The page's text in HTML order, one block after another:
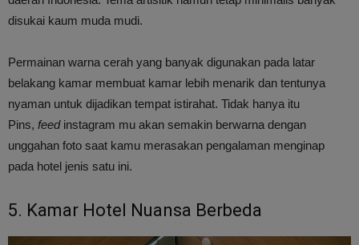
disukai kaum muda mudi.
Permainan warna cerah yang banyak digunakan pada latar
belakang kamar membuat kamar lebih menarik dan tentunya
nyaman untuk dijadikan tempat istirahat. Tidak hanya itu
Pins, feedinstagram mu akan semakin berwarna dengan
unggahan foto saat kamu merasakan pengalaman menginap
pada hotel jenis satu ini.
5. Kamar Hotel Nuansa Berbeda